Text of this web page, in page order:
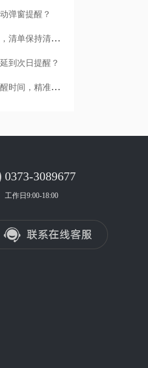
弹窗提醒？
哪款记录工具支持打卡完成后自动归档，清单保持清爽？
到次日提醒？
哪款备忘录支持为每条待办单独设置提醒时间，精准可控？
0373-3089677
工作日9:00-18:00